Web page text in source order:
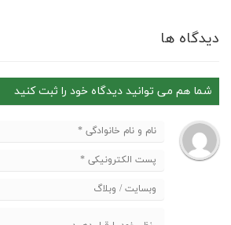
دیدگاه ها
شما هم می توانید دیدگاه خود را ثبت کنید